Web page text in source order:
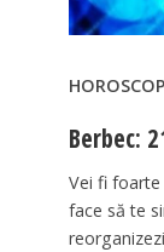
Berbec:
Vei fi
face să te